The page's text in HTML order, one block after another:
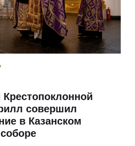
совершил
в Казанском